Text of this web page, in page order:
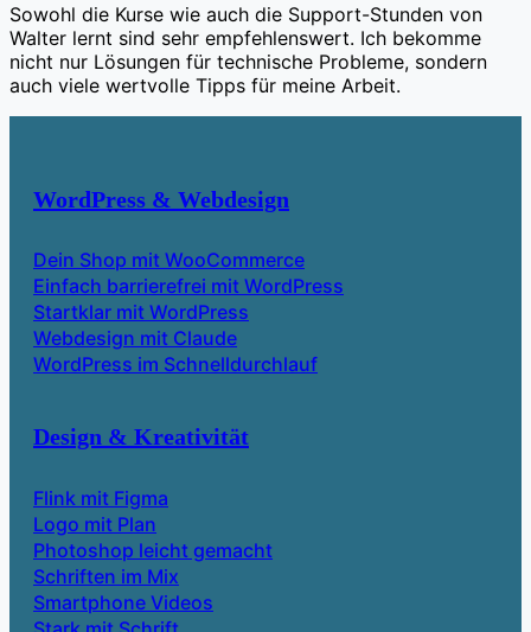
Sowohl die Kurse wie auch die Support-Stunden von
Walter lernt sind sehr empfehlenswert. Ich bekomme
nicht nur Lösungen für technische Probleme, sondern
auch viele wertvolle Tipps für meine Arbeit.
WordPress & Webdesign
Dein Shop mit WooCommerce
Einfach barrierefrei mit WordPress
Startklar mit WordPress
Webdesign mit Claude
WordPress im Schnelldurchlauf
Design & Kreativität
Flink mit Figma
Logo mit Plan
Photoshop leicht gemacht
Schriften im Mix
Smartphone Videos